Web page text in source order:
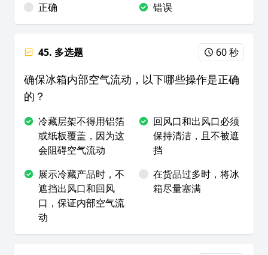
正确 错误
45. 多选题 60 秒
确保冰箱内部空气流动，以下哪些操作是正确
的？
冷藏层架不得用铝箔
或纸板覆盖，因为这
会阻碍空气流动
回风口和出风口必须
保持清洁，且不被遮
挡
展示冷藏产品时，不
遮挡出风口和回风
口，保证内部空气流
动
在货品过多时，将冰
箱尽量塞满